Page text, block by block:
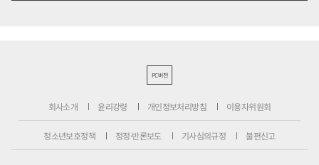
PC버전
회사소개 윤리강령 개인정보처리방침 이용자위원회
청소년보호정책 정정·반론보도 기사심의규정 불편신고